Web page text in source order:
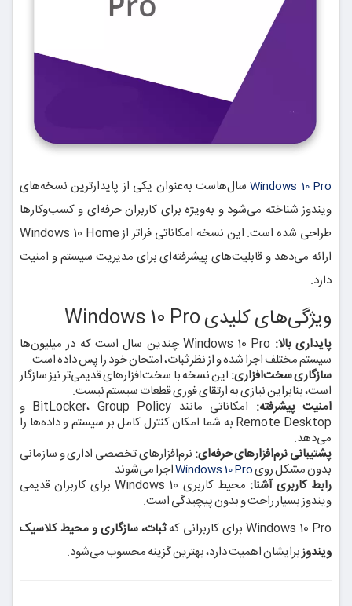
Windows 10 Proسال‌هاست به‌عنوان یکی از پایدارترین نسخه‌های
ویندوز شناخته می‌شود و به‌ویژه برای کاربران حرفه‌ای و کسب‌وکارها
طراحی شده است. این نسخه امکاناتی فراتر از Windows 10 Home
ارائه می‌دهد و قابلیت‌های پیشرفته‌ای برای مدیریت سیستم و امنیت
دارد.
ویژگی‌های کلیدی Windows 10 Pro
پایداری بالا:
Windows 10 Pro چندین سال است که در میلیون‌ها
سیستم مختلف اجرا شده و از نظر ثبات، امتحان خود را پس داده است.
سازگاری سخت‌افزاری: این نسخه با سخت‌افزارهای قدیمی‌تر نیز سازگار
است، بنابراین نیازی به ارتقای فوری قطعات سیستم نیست.
امنیت پیشرفته:
امکاناتی مانند BitLocker، Group Policy و
Remote Desktop به شما امکان کنترل کامل بر سیستم و داده‌ها را
می‌دهد.
پشتیبانی نرم‌افزارهای حرفه‌ای: نرم‌افزارهای تخصصی اداری و سازمانی
بدون مشکل رویWindows 10 Proاجرا می‌شوند.
رابط کاربری آشنا:
محیط کاربری Windows 10 برای کاربران قدیمی
ویندوز بسیار راحت و بدون پیچیدگی است.
Windows 10 Pro برای کاربرانی که
ثبات، سازگاری و محیط کلاسیک
ویندوزبرایشان اهمیت دارد، بهترین گزینه محسوب می‌شود.